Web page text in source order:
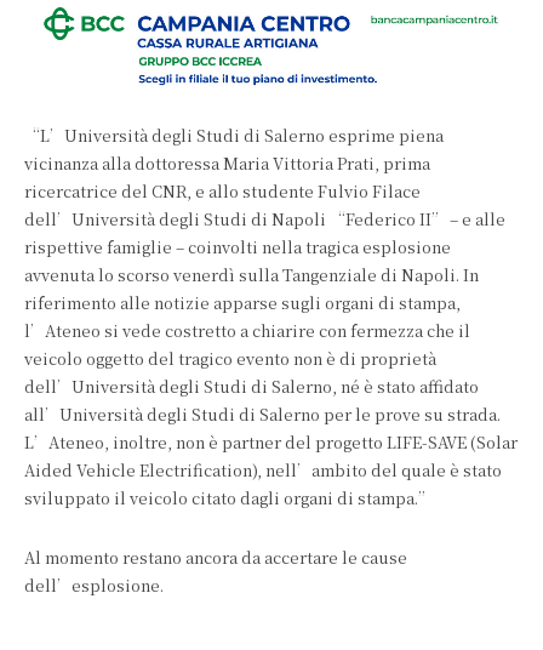
“L’Università degli Studi di Salerno esprime piena
vicinanza alla dottoressa Maria Vittoria Prati, prima
ricercatrice del CNR, e allo studente Fulvio Filace
dell’Università degli Studi di Napoli “Federico II” – e alle
rispettive famiglie – coinvolti nella tragica esplosione
avvenuta lo scorso venerdì sulla Tangenziale di Napoli. In
riferimento alle notizie apparse sugli organi di stampa,
l’Ateneo si vede costretto a chiarire con fermezza che il
veicolo oggetto del tragico evento non è di proprietà
dell’Università degli Studi di Salerno, né è stato affidato
all’Università degli Studi di Salerno per le prove su strada.
L’Ateneo, inoltre, non è partner del progetto LIFE-SAVE (Solar
Aided Vehicle Electrification), nell’ambito del quale è stato
sviluppato il veicolo citato dagli organi di stampa.”
Al momento restano ancora da accertare le cause
dell’esplosione.